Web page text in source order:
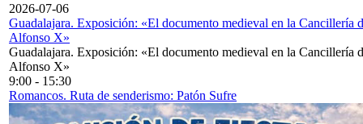
2026-07-06
Guadalajara. Exposición: «El documento medieval en la Cancillería
Alfonso X»
Guadalajara. Exposición: «El documento medieval en la Cancillería
Alfonso X»
9:00 - 15:30
Romancos. Ruta de senderismo: Patón Sufre